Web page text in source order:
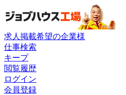
求人掲載希望の企業様
仕事検索
キープ
閲覧履歴
ログイン
会員登録